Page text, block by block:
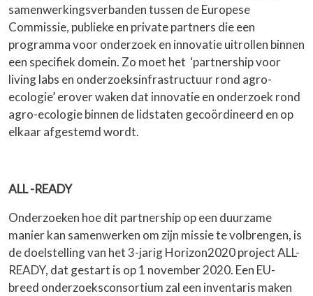
samenwerkingsverbanden tussen de Europese
Commissie, publieke en private partners die een
programma voor onderzoek en innovatie uitrollen binnen
een specifiek domein. Zo moet het ‘partnership voor
living labs en onderzoeksinfrastructuur rond agro-
ecologie’ erover waken dat innovatie en onderzoek rond
agro-ecologie binnen de lidstaten gecoördineerd en op
elkaar afgestemd wordt.
ALL -READY
Onderzoeken hoe dit partnership op een duurzame
manier kan samenwerken om zijn missie te volbrengen, is
de doelstelling van het 3-jarig Horizon2020 project ALL-
READY, dat gestart is op 1 november 2020. Een EU-
breed onderzoeksconsortium zal een inventaris maken